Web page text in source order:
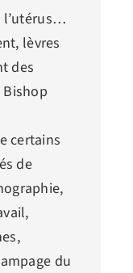
l’utérus…
lèvres
des
certains
de
du